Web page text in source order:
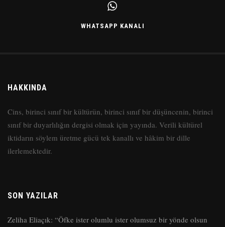
WHATSAPP KANALI
HAKKINDA
Cins, birinci sınıf bir kültürün, birinci sınıf bir düşüncenin, birinci
sınıf bir duyarlılığın dergisi olmak için yayında. Verili kültürel
iktidarın söylem üretme gücü tek kanallı ve hâkim bir dille
ilerlemektedir.
SON YAZILAR
Zeliha Eliaçık: “Öfke ister olumlu ister olumsuz bir yönde olsun